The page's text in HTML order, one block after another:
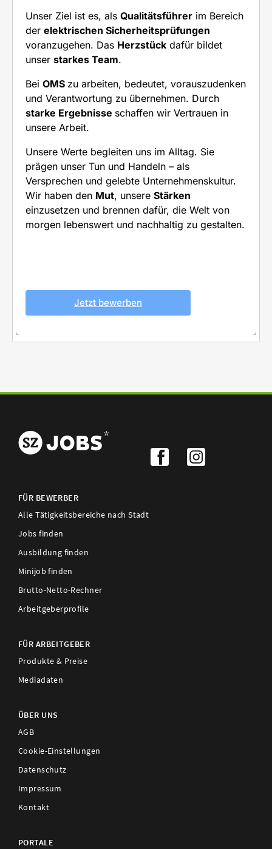
FÜR BEWERBER
Alle Tätigkeitsbereiche nach Stadt
Jobs finden
Ausbildung finden
Minijob finden
Brutto-Netto-Rechner
Arbeitgeberprofile
FÜR ARBEITGEBER
Produkte & Preise
Mediadaten
ÜBER UNS
AGB
Cookie-Einstellungen
Datenschutz
Impressum
Kontakt
PORTALE